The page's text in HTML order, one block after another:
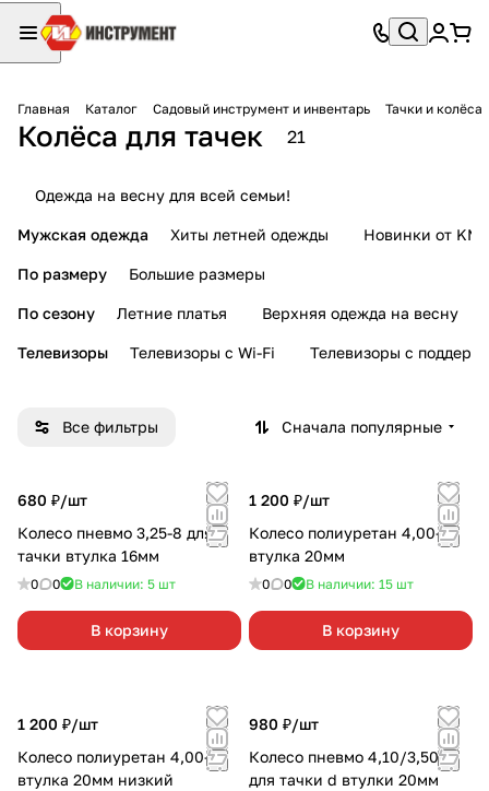
Главная Каталог Садовый инструмент и инвентарь Тачки и колёса
Колёса для тачек 21
Одежда на весну для всей семьи!
Мужская одежда Хиты летней одежды Новинки от KMI
По размеру Большие размеры
По сезону Летние платья Верхняя одежда на весну
Телевизоры Телевизоры с Wi-Fi Телевизоры с
Все фильтры Сначала популярные
680 ₽/шт
Колесо пневмо 3,25-8 для
тачки втулка 16мм
0 0 В наличии: 5 шт
В корзину
1 200 ₽/шт
Колесо полиуретан 4,00-8
втулка 20мм
0 0 В наличии: 15 шт
В корзину
1 200 ₽/шт
Колесо полиуретан 4,00-8
втулка 20мм низкий
980 ₽/шт
Колесо пневмо 4,10/3,50-4
для тачки d втулки 20мм